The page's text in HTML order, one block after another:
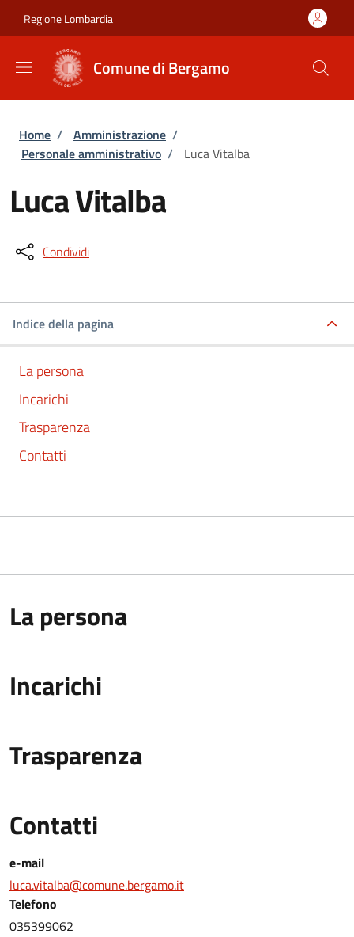
Regione Lombardia
Comune di Bergamo
Briciole di pane
Home / Amministrazione /
Personale amministrativo / Luca Vitalba
Luca Vitalba
Condividi
Indice della pagina
La persona
Incarichi
Trasparenza
Contatti
La persona
Incarichi
Trasparenza
Contatti
e-mail
luca.vitalba@comune.bergamo.it
Telefono
035399062